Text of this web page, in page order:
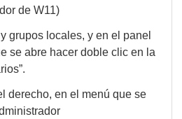
de W11)
grupos locales, y en el panel
se abre hacer doble clic en la
derecho, en el menú que se